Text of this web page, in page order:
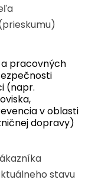
pracovných
(napr.
v oblasti
dopravy)
stavu